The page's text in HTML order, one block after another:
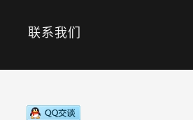
联系我们